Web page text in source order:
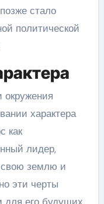
стало
политической
окружения
характера
как
лидер,
землю и
эти черты